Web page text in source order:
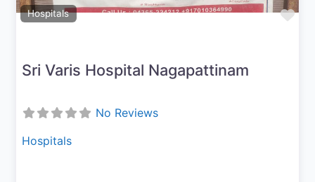
Hospitals
Sri Varis Hospital Nagapattinam
No Reviews
Hospitals